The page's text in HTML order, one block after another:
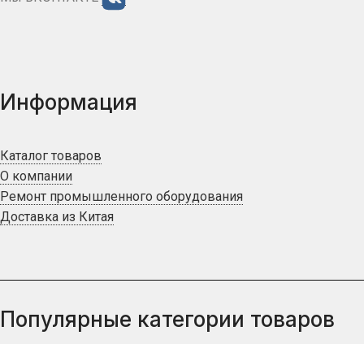
Информация
Каталог товаров
О компании
Ремонт промышленного оборудования
Доставка из Китая
Популярные категории товаров